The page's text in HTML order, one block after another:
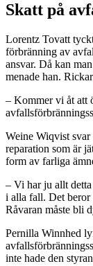
Skatt på
Lorentz Tovatt
förbränning av
ansvar. Då kan
menade han.
– Kommer vi åt att
Weine Wiqvist
reparation som är
form av farliga
– Vi har ju allt
i alla fall. Det beror
Råvaran måste bli
Pernilla Winnhed
inte hade den